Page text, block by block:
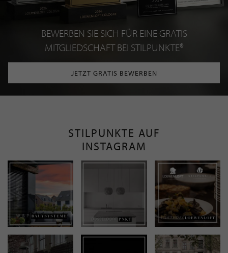
BEWERBEN SIE SICH FÜR EINE GRATIS
MITGLIEDSCHAFT BEI STILPUNKTE®
JETZT GRATIS BEWERBEN
STILPUNKTE AUF
INSTAGRAM